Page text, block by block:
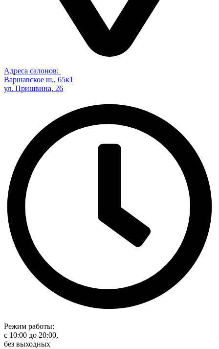
Адреса салонов:
Варшавское ш., 65к1
ул. Пришвина, 26
Режим работы:
с 10:00 до 20:00,
без выходных